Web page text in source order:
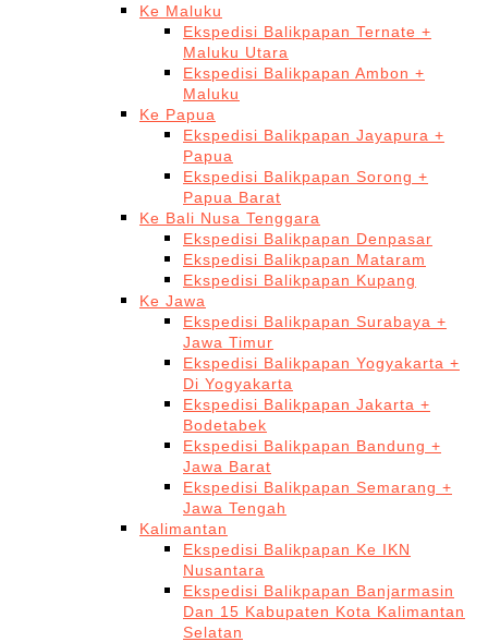
Ke Maluku
Ekspedisi Balikpapan Ternate +
Maluku Utara
Ekspedisi Balikpapan Ambon +
Maluku
Ke Papua
Ekspedisi Balikpapan Jayapura +
Papua
Ekspedisi Balikpapan Sorong +
Papua Barat
Ke Bali Nusa Tenggara
Ekspedisi Balikpapan Denpasar
Ekspedisi Balikpapan Mataram
Ekspedisi Balikpapan Kupang
Ke Jawa
Ekspedisi Balikpapan Surabaya +
Jawa Timur
Ekspedisi Balikpapan Yogyakarta +
Di Yogyakarta
Ekspedisi Balikpapan Jakarta +
Bodetabek
Ekspedisi Balikpapan Bandung +
Jawa Barat
Ekspedisi Balikpapan Semarang +
Jawa Tengah
Kalimantan
Ekspedisi Balikpapan Ke IKN
Nusantara
Ekspedisi Balikpapan Banjarmasin
Dan 15 Kabupaten Kota Kalimantan
Selatan